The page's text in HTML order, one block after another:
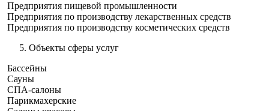
Предприятия пищевой промышленности
Предприятия по производству лекарственных средств
Предприятия по производству косметических средств
Объекты сферы услуг
Бассейны
Сауны
СПА-салоны
Парикмахерские